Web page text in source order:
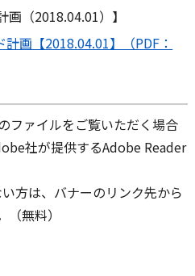
画（2018.04.01）】
画【2018.04.01】（PDF：
ファイルをご覧いただく場合
社が提供するAdobe Reader
方は、バナーのリンク先から
無料）